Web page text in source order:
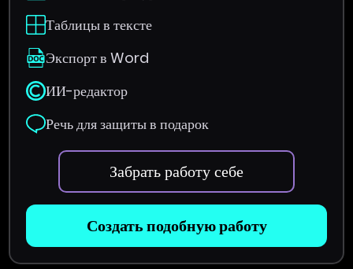
Таблицы в тексте
Экспорт в Word
ИИ-редактор
Речь для защиты в подарок
Забрать работу себе
Создать подобную работу